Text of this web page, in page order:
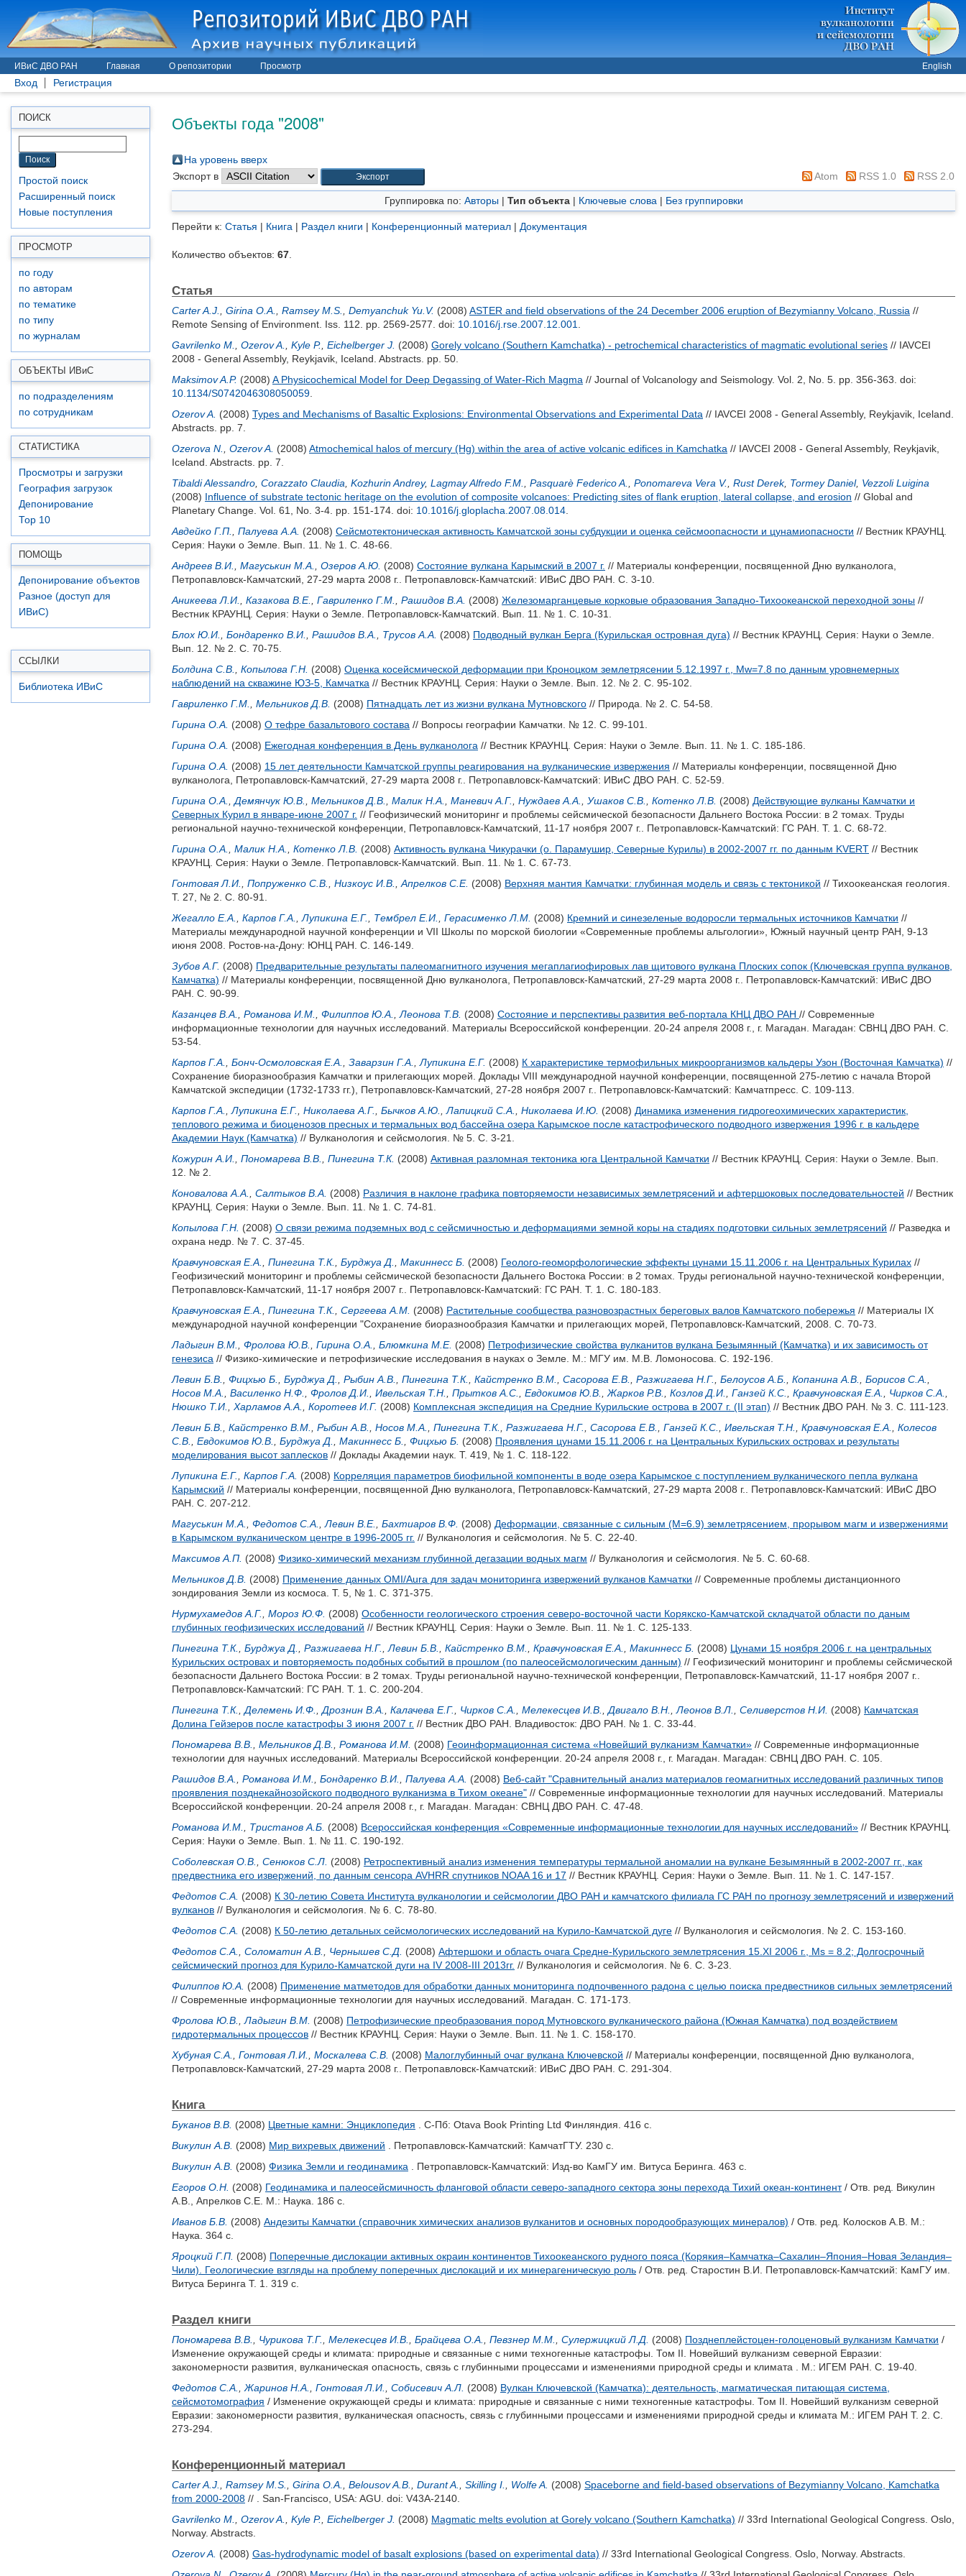
ИВиС ДВО РАН Главная О репозитории Просмотр English
Вход Регистрация
ПОИСК
Простой поиск
Расширенный поиск
Новые поступления
ПРОСМОТР
по году
по авторам
по тематике
по типу
по журналам
ОБЪЕКТЫ ИВиС
по подразделениям
по сотрудникам
СТАТИСТИКА
Просмотры и загрузки
География загрузок
Депонирование
Top 10
ПОМОЩЬ
Депонирование объектов
Разное (доступ для
ИВиС)
ССЫЛКИ
Библиотека ИВиС
Объекты года "2008"
На уровень вверх
Экспорт в
Atom RSS 1.0 RSS 2.0
Группировка по: Авторы| Тип объекта| Ключевые слова | Без группировки
Перейти к: Статья | Книга | Раздел книги | Конференционный материал | Документация
Количество объектов: 67
Статья
Carter A.J. Girina O.A. Ramsey M.S. Demyanchuk Yu.V. (2008) ASTER and field observations of the 24 December 2006 eruption of Bezymianny Volcano, Russia //
Remote Sensing of Environment. Iss. 112. pp. 2569-2577. doi: 10.1016/j.rse.2007.12.001
Gavrilenko M.
Ozerov A. Kyle P. Eichelberger J. (2008) Gorely volcano (Southern Kamchatka) - petrochemical characteristics of magmatic evolutional series // IAVCEI
2008 - General Assembly, Reykjavik, Iceland. Abstracts. pp. 50.
Maksimov A.P. (2008) A Physicochemical Model for Deep Degassing of Water-Rich Magma // Journal of Volcanology and Seismology. Vol. 2, No. 5. pp. 356-363. doi:
10.1134/S0742046308050059
Ozerov A. (2008) Types and Mechanisms of Basaltic Explosions: Environmental Observations and Experimental Data // IAVCEI 2008 - General Assembly, Reykjavik, Iceland.
Abstracts. pp. 7.
Ozerova N.
Ozerov A. (2008) Atmochemical halos of mercury (Hg) within the area of active volcanic edifices in Kamchatka // IAVCEI 2008 - General Assembly, Reykjavik,
Iceland. Abstracts. pp. 7.
Tibaldi Alessandro Corazzato Claudia Kozhurin Andrey, Lagmay Alfredo F.M. Pasquarè Federico A. Ponomareva Vera V. Rust Derek, Tormey Daniel, Vezzoli Luigina
(2008) Influence of substrate tectonic heritage on the evolution of composite volcanoes: Predicting sites of flank eruption, lateral collapse, and erosion // Global and
Planetary Change. Vol. 61, No. 3-4. pp. 151-174. doi: 10.1016/j.gloplacha.2007.08.014
Авдейко Г.П.
Палуева А.А. (2008) Сейсмотектоническая активность Камчатской зоны субдукции и оценка сейсмоопасности и цунамиопасности // Вестник КРАУНЦ.
Серия: Науки о Земле. Вып. 11. № 1. С. 48-66.
Андреев В.И.
Магуськин М.А. Озеров А.Ю. (2008) Состояние вулкана Карымский в 2007 г. // Материалы конференции, посвященной Дню вулканолога,
Петропавловск-Камчатский, 27-29 марта 2008 г.. Петропавловск-Камчатский: ИВиС ДВО РАН. С. 3-10.
Аникеева Л.И.
Казакова В.Е. Гавриленко Г.М. Рашидов В.А. (2008) Железомарганцевые корковые образования Западно-Тихоокеанской переходной зоны //
Вестник КРАУНЦ. Серия: Науки о Земле. Петропавловск-Камчатский. Вып. 11. № 1. С. 10-31.
Блох Ю.И.
Бондаренко В.И. Рашидов В.А. Трусов А.А. (2008) Подводный вулкан Берга (Курильская островная дуга) // Вестник КРАУНЦ. Серия: Науки о Земле.
Вып. 12. № 2. С. 70-75.
Болдина С.В.
Копылова Г.Н. (2008) Оценка косейсмической деформации при Кроноцком землетрясении 5.12.1997 г., Мw=7.8 по данным уровнемерных
наблюдений на скважине ЮЗ-5, Камчатка // Вестник КРАУНЦ. Серия: Науки о Земле. Вып. 12. № 2. С. 95-102.
Гавриленко Г.М.
Мельников Д.В. (2008) Пятнадцать лет из жизни вулкана Мутновского // Природа. № 2. С. 54-58.
Гирина О.А. (2008) О тефре базальтового состава // Вопросы географии Камчатки. № 12. С. 99-101.
Гирина О.А. (2008) Ежегодная конференция в День вулканолога // Вестник КРАУНЦ. Серия: Науки о Земле. Вып. 11. № 1. С. 185-186.
Гирина О.А. (2008) 15 лет деятельности Камчатской группы реагирования на вулканические извержения // Материалы конференции, посвященной Дню
вулканолога, Петропавловск-Камчатский, 27-29 марта 2008 г.. Петропавловск-Камчатский: ИВиС ДВО РАН. С. 52-59.
Гирина О.А.
Демянчук Ю.В. Мельников Д.В. Малик Н.А. Маневич А.Г. Нуждаев А.А. Ушаков С.В. Котенко Л.В. (2008) Действующие вулканы Камчатки и
Северных Курил в январе-июне 2007 г. // Геофизический мониторинг и проблемы сейсмической безопасности Дальнего Востока России: в 2 томах. Труды
региональной научно-технической конференции, Петропавловск-Камчатский, 11-17 ноября 2007 г.. Петропавловск-Камчатский: ГС РАН. Т. 1. С. 68-72.
Гирина О.А.
Малик Н.А. Котенко Л.В. (2008) Активность вулкана Чикурачки (о. Парамушир, Северные Курилы) в 2002-2007 гг. по данным KVERT // Вестник
КРАУНЦ. Серия: Науки о Земле. Петропавловск-Камчатский. Вып. 11. № 1. С. 67-73.
Гонтовая Л.И.
Попруженко С.В. Низкоус И.В. Апрелков С.Е. (2008) Верхняя мантия Камчатки: глубинная модель и связь с тектоникой // Тихоокеанская геология.
Т. 27, № 2. С. 80-91.
Жегалло Е.А.
Карпов Г.А. Лупикина Е.Г. Тембрел Е.И. Герасименко Л.М. (2008) Кремний и синезеленые водоросли термальных источников Камчатки //
Материалы международной научной конференции и VII Школы по морской биологии «Современные проблемы альгологии», Южный научный центр РАН, 9-13
июня 2008. Ростов-на-Дону: ЮНЦ РАН. С. 146-149.
Зубов А.Г. (2008) Предварительные результаты палеомагнитного изучения мегаплагиофировых лав щитового вулкана Плоских сопок (Ключевская группа вулканов,
Камчатка) // Материалы конференции, посвященной Дню вулканолога, Петропавловск-Камчатский, 27-29 марта 2008 г.. Петропавловск-Камчатский: ИВиС ДВО
РАН. С. 90-99.
Казанцев В.А.
Романова И.М. Филиппов Ю.А. Леонова Т.В. (2008) Состояние и перспективы развития веб-портала КНЦ ДВО РАН // Современные
информационные технологии для научных исследований. Материалы Всероссийской конференции. 20-24 апреля 2008 г., г. Магадан. Магадан: СВНЦ ДВО РАН. С.
53-54.
Карпов Г.А.
Бонч-Осмоловская Е.А. Заварзин Г.А. Лупикина Е.Г. (2008) К характеристике термофильных микроорганизмов кальдеры Узон (Восточная Камчатка) //
Сохранение биоразнообразия Камчатки и прилегающих морей. Доклады VIII международной научной конференции, посвященной 275-летию с начала Второй
Камчатской экспедиции (1732-1733 гг.), Петропавловск-Камчатский, 27-28 ноября 2007 г.. Петропавловск-Камчатский: Камчатпресс. С. 109-113.
Карпов Г.А.
Лупикина Е.Г. Николаева А.Г. Бычков А.Ю. Лапицкий С.А. Николаева И.Ю. (2008) Динамика изменения гидрогеохимических характеристик,
теплового режима и биоценозов пресных и термальных вод бассейна озера Карымское после катастрофического подводного извержения 1996 г. в кальдере
Академии Наук (Камчатка) // Вулканология и сейсмология. № 5. С. 3-21.
Кожурин А.И.
Пономарева В.В. Пинегина Т.К. (2008) Активная разломная тектоника юга Центральной Камчатки // Вестник КРАУНЦ. Серия: Науки о Земле. Вып.
12. № 2.
Коновалова А.А.
Салтыков В.А. (2008) Различия в наклоне графика повторяемости независимых землетрясений и афтершоковых последовательностей // Вестник
КРАУНЦ. Серия: Науки о Земле. Вып. 11. № 1. С. 74-81.
Копылова Г.Н. (2008) О связи режима подземных вод с сейсмичностью и деформациями земной коры на стадиях подготовки сильных землетрясений // Разведка и
охрана недр. № 7. С. 37-45.
Кравчуновская Е.А.
Пинегина Т.К. Бурджуа Д. Макиннесс Б. (2008) Геолого-геоморфологические эффекты цунами 15.11.2006 г. на Центральных Курилах //
Геофизический мониторинг и проблемы сейсмической безопасности Дальнего Востока России: в 2 томах. Труды региональной научно-технической конференции,
Петропавловск-Камчатский, 11-17 ноября 2007 г.. Петропавловск-Камчатский: ГС РАН. Т. 1. С. 180-183.
Кравчуновская Е.А.
Пинегина Т.К. Сергеева А.М. (2008) Растительные сообщества разновозрастных береговых валов Камчатского побережья // Материалы IX
международной научной конференции "Сохранение биоразнообразия Камчатки и прилегающих морей, Петропавловск-Камчатский, 2008. С. 70-73.
Ладыгин В.М.
Фролова Ю.В. Гирина О.А. Блюмкина М.Е. (2008) Петрофизические свойства вулканитов вулкана Безымянный (Камчатка) и их зависимость от
генезиса // Физико-химические и петрофизические исследования в науках о Земле. М.: МГУ им. М.В. Ломоносова. С. 192-196.
Левин Б.В.
Фицхью Б. Бурджуа Д. Рыбин А.В. Пинегина Т.К. Кайстренко В.М. Сасорова Е.В. Разжигаева Н.Г. Белоусов А.Б. Копанина А.В. Борисов С.А.
Носов М.А.
Василенко Н.Ф. Фролов Д.И. Ивельская Т.Н. Прытков А.С. Евдокимов Ю.В. Жарков Р.В. Козлов Д.И. Ганзей К.С. Кравчуновская Е.А. Чирков С.А.
Нюшко Т.И.
Харламов А.А. Коротеев И.Г. (2008) Комплексная экспедиция на Средние Курильские острова в 2007 г. (II этап) // Вестник ДВО РАН. № 3. С. 111-123.
Левин Б.В.
Кайстренко В.М. Рыбин А.В. Носов М.А. Пинегина Т.К. Разжигаева Н.Г. Сасорова Е.В. Ганзей К.С. Ивельская Т.Н. Кравчуновская Е.А.
Колесов
С.В.
Евдокимов Ю.В. Бурджуа Д. Макиннесс Б. Фицхью Б. (2008) Проявления цунами 15.11.2006 г. на Центральных Курильских островах и результаты
моделирования высот заплесков // Доклады Академии наук. Т. 419, № 1. С. 118-122.
Лупикина Е.Г.
Карпов Г.А. (2008) Корреляция параметров биофильной компоненты в воде озера Карымское с поступлением вулканического пепла вулкана
Карымский // Материалы конференции, посвященной Дню вулканолога, Петропавловск-Камчатский, 27-29 марта 2008 г.. Петропавловск-Камчатский: ИВиС ДВО
РАН. С. 207-212.
Магуськин М.А.
Федотов С.А. Левин В.Е. Бахтиаров В.Ф. (2008) Деформации, связанные с сильным (М=6.9) землетрясением, прорывом магм и извержениями
в Карымском вулканическом центре в 1996-2005 гг. // Вулканология и сейсмология. № 5. С. 22-40.
Максимов А.П. (2008) Физико-химический механизм глубинной дегазации водных магм // Вулканология и сейсмология. № 5. С. 60-68.
Мельников Д.В. (2008) Применение данных OMI/Aura для задач мониторинга извержений вулканов Камчатки // Современные проблемы дистанционного
зондирования Земли из космоса. Т. 5, № 1. С. 371-375.
Нурмухамедов А.Г.
Мороз Ю.Ф. (2008) Особенности геологического строения северо-восточной части Корякско-Камчатской складчатой области по даным
глубинных геофизических исследований // Вестник КРАУНЦ. Серия: Науки о Земле. Вып. 11. № 1. С. 125-133.
Пинегина Т.К.
Бурджуа Д. Разжигаева Н.Г. Левин Б.В. Кайстренко В.М. Кравчуновская Е.А. Макиннесс Б. (2008) Цунами 15 ноября 2006 г. на центральных
Курильских островах и повторяемость подобных событий в прошлом (по палеосейсмологическим данным) // Геофизический мониторинг и проблемы сейсмической
безопасности Дальнего Востока России: в 2 томах. Труды региональной научно-технической конференции, Петропавловск-Камчатский, 11-17 ноября 2007 г..
Петропавловск-Камчатский: ГС РАН. Т. 1. С. 200-204.
Пинегина Т.К.
Делемень И.Ф. Дрознин В.А. Калачева Е.Г. Чирков С.А. Мелекесцев И.В. Двигало В.Н. Леонов В.Л. Селиверстов Н.И. (2008) Камчатская
Долина Гейзеров после катастрофы 3 июня 2007 г. // Вестник ДВО РАН. Владивосток: ДВО РАН. № 1. С. 33-44.
Пономарева В.В.
Мельников Д.В. Романова И.М. (2008) Геоинформационная система «Новейший вулканизм Камчатки» // Современные информационные
технологии для научных исследований. Материалы Всероссийской конференции. 20-24 апреля 2008 г., г. Магадан. Магадан: СВНЦ ДВО РАН. С. 105.
Рашидов В.А.
Романова И.М. Бондаренко В.И. Палуева А.А. (2008) Веб-сайт "Сравнительный анализ материалов геомагнитных исследований различных типов
проявления позднекайнозойского подводного вулканизма в Тихом океане" // Современные информационные технологии для научных исследований. Материалы
Всероссийской конференции. 20-24 апреля 2008 г., г. Магадан. Магадан: СВНЦ ДВО РАН. С. 47-48.
Романова И.М.
Тристанов А.Б. (2008) Всероссийская конференция «Современные информационные технологии для научных исследований» // Вестник КРАУНЦ.
Серия: Науки о Земле. Вып. 1. № 11. С. 190-192.
Соболевская О.В.
Сенюков С.Л. (2008) Ретроспективный анализ изменения температуры термальной аномалии на вулкане Безымянный в 2002-2007 гг., как
предвестника его извержений, по данным сенсора AVHRR спутников NOAA 16 и 17 // Вестник КРАУНЦ. Серия: Науки о Земле. Вып. 11. № 1. С. 147-157.
Федотов С.А. (2008) К 30-летию Совета Института вулканологии и сейсмологии ДВО РАН и камчатского филиала ГС РАН по прогнозу землетрясений и извержений
вулканов // Вулканология и сейсмология. № 6. С. 78-80.
Федотов С.А. (2008) К 50-летию детальных сейсмологических исследований на Курило-Камчатской дуге // Вулканология и сейсмология. № 2. С. 153-160.
Федотов С.А.
Соломатин А.В. Чернышев С.Д. (2008) Афтершоки и область очага Средне-Курильского землетрясения 15.XI 2006 г., Ms = 8.2; Долгосрочный
сейсмический прогноз для Курило-Камчатской дуги на IV 2008-III 2013гг. // Вулканология и сейсмология. № 6. С. 3-23.
Филиппов Ю.А. (2008) Применение матметодов для обработки данных мониторинга подпочвенного радона с целью поиска предвестников сильных землетрясений
// Современные информационные технологии для научных исследований. Магадан. С. 171-173.
Фролова Ю.В.
Ладыгин В.М. (2008) Петрофизические преобразования пород Мутновского вулканического района (Южная Камчатка) под воздействием
гидротермальных процессов // Вестник КРАУНЦ. Серия: Науки о Земле. Вып. 11. № 1. С. 158-170.
Хубуная С.А.
Гонтовая Л.И. Москалева С.В. (2008) Малоглубинный очаг вулкана Ключевской // Материалы конференции, посвященной Дню вулканолога,
Петропавловск-Камчатский, 27-29 марта 2008 г.. Петропавловск-Камчатский: ИВиС ДВО РАН. С. 291-304.
Книга
Буканов В.В. (2008) Цветные камни: Энциклопедия . С-Пб: Otava Book Printing Ltd Финляндия. 416 с.
Викулин А.В. (2008) Мир вихревых движений . Петропавловск-Камчатский: КамчатГТУ. 230 с.
Викулин А.В. (2008) Физика Земли и геодинамика . Петропавловск-Камчатский: Изд-во КамГУ им. Витуса Беринга. 463 с.
Егоров О.Н. (2008) Геодинамика и палеосейсмичность фланговой области северо-западного сектора зоны перехода Тихий океан-континент/ Отв. ред. Викулин
А.В.
Апрелков С.Е. М.: Наука. 186 с.
Иванов Б.В. (2008) Андезиты Камчатки (справочник химических анализов вулканитов и основных породообразующих минералов) / Отв. ред. Колосков А.В. М.:
Наука. 364 с.
Яроцкий Г.П. (2008) Поперечные дислокации активных окраин континентов Тихоокеанского рудного пояса (Корякия–Камчатка–Сахалин–Япония–Новая Зеландия–
Чили). Геологические взгляды на проблему поперечных дислокаций и их минерагеническую роль / Отв. ред. Старостин В.И.
Петропавловск-Камчатский: КамГУ им.
Витуса Беринга Т. 1. 319 с.
Раздел книги
Пономарева В.В. Чурикова Т.Г. Мелекесцев И.В. Брайцева О.А. Певзнер М.М. Сулержицкий Л.Д. (2008) Позднеплейстоцен-голоценовый вулканизм Камчатки /
Изменение окружающей среды и климата: природные и связанные с ними техногенные катастрофы. Том II. Новейший вулканизм северной Евразии:
закономерности развития, вулканическая опасность, связь с глубинными процессами и изменениями природной среды и климата . М.: ИГЕМ РАН. С. 19-40.
Федотов С.А.
Жаринов Н.А. Гонтовая Л.И. Собисевич А.Л. (2008) Вулкан Ключевской (Камчатка): деятельность, магматическая питающая система,
сейсмотомография / Изменение окружающей среды и климата: природные и связанные с ними техногенные катастрофы. Том II. Новейший вулканизм северной
Евразии: закономерности развития, вулканическая опасность, связь с глубинными процессами и изменениями природной среды и климата М.: ИГЕМ РАН Т. 2. С.
273-294.
Конференционный материал
Carter A.J. Ramsey M.S. Girina O.A. Belousov A.B. Durant A. Skilling I. Wolfe A. (2008) Spaceborne and field-based observations of Bezymianny Volcano, Kamchatka
from 2000-2008 // . San-Francisco, USA: AGU. doi: V43A-2140.
Gavrilenko M.
Ozerov A. Kyle P. Eichelberger J. (2008) Magmatic melts evolution at Gorely volcano (Southern Kamchatka) // 33rd International Geological Congress. Oslo,
Norway. Abstracts.
Ozerov A. (2008) Gas-hydrodynamic model of basalt explosions (based on experimental data) // 33rd International Geological Congress. Oslo, Norway. Abstracts.